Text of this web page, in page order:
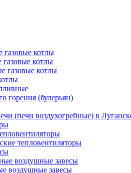
газовые котлы
котлы
газовые котлы
горения (булерьян)
(печи воздухогрейные) в
тепловентиляторы
воздушные завесы
воздушные завесы